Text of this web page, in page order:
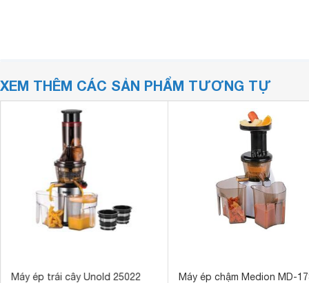
XEM THÊM CÁC SẢN PHẨM TƯƠNG TỰ
Máy ép trái cây Unold 25022 Máy ép chậm Medion MD-